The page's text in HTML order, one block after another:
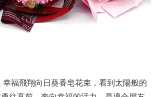
幸福飛翔向日葵香皂花束，看到太陽般的